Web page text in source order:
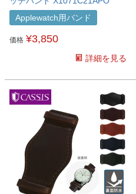
Applewatch用バンド
価格 ¥3,850
詳細を見る